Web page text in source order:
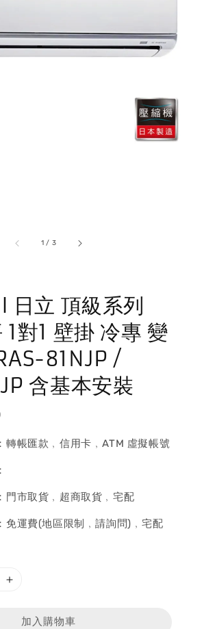
1 / 3
日立 頂級系列
對1 壁掛 冷專 變
81NJP /
含基本安裝
轉帳匯款﹐信用卡﹐ATM 虛擬帳號
門市取貨﹐超商取貨﹐宅配
免運費(地區限制﹐請詢問)﹐宅配
加入購物車